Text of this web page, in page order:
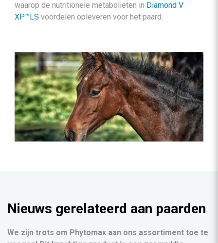
waarop de nutritionele metabolieten in Diamond V
XP™LS voordelen opleveren voor het paard.
Nieuws gerelateerd aan paarden
We zijn trots om Phytomax aan ons assortiment toe te